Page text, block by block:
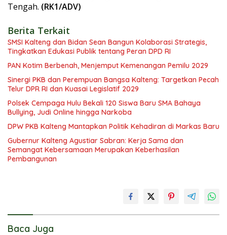
Tengah. (RK1/ADV)
Berita Terkait
SMSI Kalteng dan Bidan Sean Bangun Kolaborasi Strategis,
Tingkatkan Edukasi Publik tentang Peran DPD RI
PAN Kotim Berbenah, Menjemput Kemenangan Pemilu 2029
Sinergi PKB dan Perempuan Bangsa Kalteng: Targetkan Pecah
Telur DPR RI dan Kuasai Legislatif 2029
Polsek Cempaga Hulu Bekali 120 Siswa Baru SMA Bahaya
Bullying, Judi Online hingga Narkoba
DPW PKB Kalteng Mantapkan Politik Kehadiran di Markas Baru
Gubernur Kalteng Agustiar Sabran: Kerja Sama dan
Semangat Kebersamaan Merupakan Keberhasilan
Pembangunan
Baca Juga